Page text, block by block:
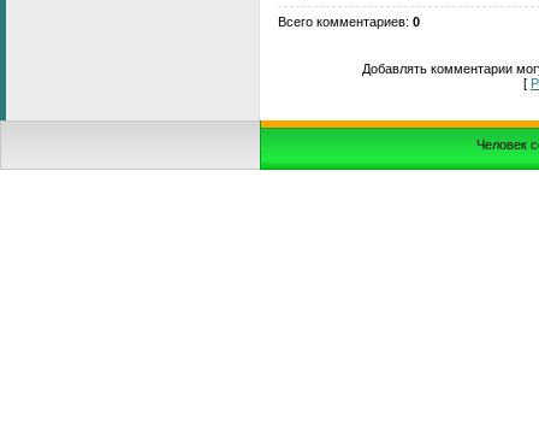
Всего комментариев: 0
Добавлять комментарии
[
Человек